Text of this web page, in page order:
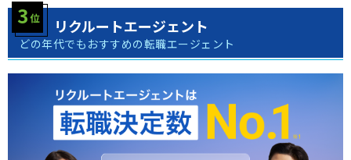
リクルートエージェント
どの年代でもおすすめの転職エージェント